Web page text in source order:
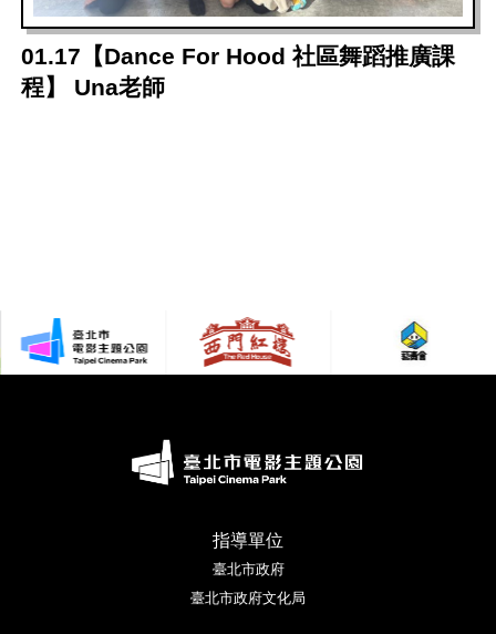
01.17【Dance For Hood 社區舞蹈推廣課
程】 Una老師
指導單位
臺北市政府
臺北市政府文化局